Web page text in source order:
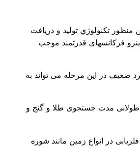
تکنولوژي تولید و دریافت
فرکانسهای قدرتمند موجب
ضعیف در این مرحله می تواند به
طولانی مدت جستجوی طلا و گنج و
دارد. از طرفی قابلیت فلزیابی در انواع زمین مانند شوره